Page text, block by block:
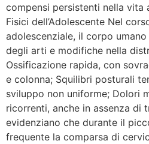
compensi persistenti nella vita
Fisici dell’Adolescente Nel
adolescenziale, il corpo
degli arti e modifiche nella
Ossificazione rapida, con
e colonna; Squilibri posturali
sviluppo non uniforme; Dolori
ricorrenti, anche in assenza di
evidenziano che durante il
frequente la comparsa di